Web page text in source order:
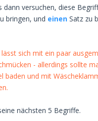
dann versuchen, diese
bringen, und einenSatz zu
lässt sich mit ein paar
- allerdings sollte
baden und mit
nächsten 5 Begriffe.